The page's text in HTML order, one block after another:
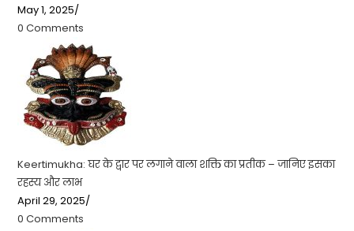
May 1, 2025/
0 Comments
Keertimukha: घर के द्वार पर लगाने वाला शक्ति का प्रतीक – जानिए इसका
रहस्य और लाभ
April 29, 2025/
0 Comments